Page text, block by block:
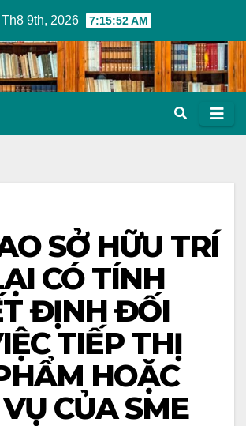
9th, 2026 7:15:53 AM
SỞ HỮU TRÍ
CÓ TÍNH
ĐỊNH ĐỐI
TIẾP THỊ
HOẶC
CỦA SME